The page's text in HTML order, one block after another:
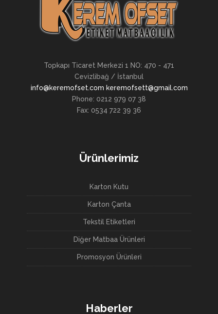
Topkapı Ticaret Merkezi 1 NO: 470 - 471
Cevizlibağ / İstanbul
info@keremofset.com keremofsett@gmail.com
Phone: 0212 979 07 38
Fax: 0534 722 39 36
Ürünlerimiz
Karton Kutu
Karton Çanta
Tekstil Etiketleri
Diğer Matbaa Ürünleri
Promosyon Ürünleri
Haberler